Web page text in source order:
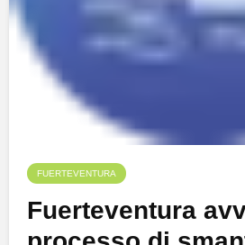
FUERTEVENTURA
Fuerteventura